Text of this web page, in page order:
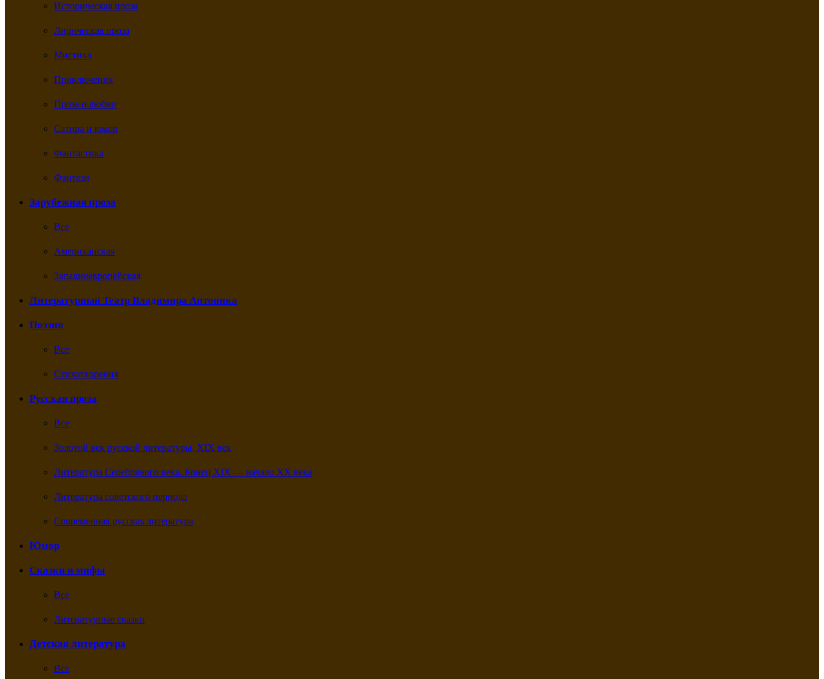
Историческая проза
Лирическая проза
Мистика
Приключения
Проза о любви
Сатира и юмор
Фантастика
Фэнтези
Зарубежная проза
Все
Американская
Западноевропейская
Литературный Театр Владимира Антоника
Поэзия
Все
Стихотворения
Русская проза
Все
Золотой век русской литературы, XIX век
Литература Серебряного века. Конец XIX — начало XX века
Литература советского периода
Современная русская литература
Юмор
Сказки и мифы
Все
Литературные сказки
Детская литература
Все